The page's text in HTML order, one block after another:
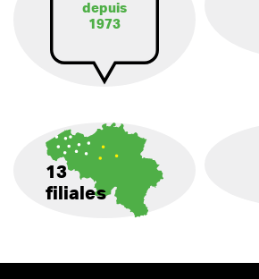
depuis
1973
13
filiales